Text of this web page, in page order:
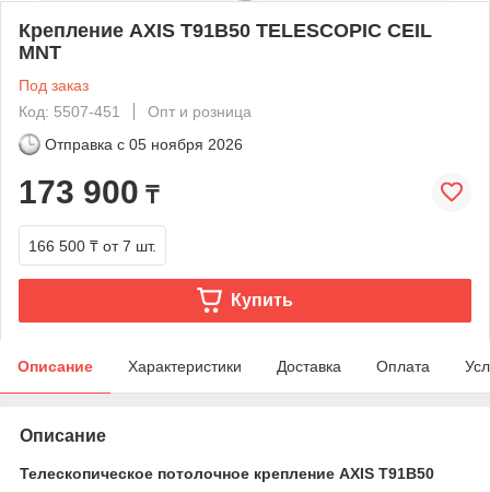
Крепление AXIS T91B50 TELESCOPIC CEIL
MNT
Под заказ
Код: 5507-451
Опт и розница
Отправка с 05 ноября 2026
173 900 ₸
166 500 ₸ от 7 шт.
Купить
Описание Характеристики Доставка Оплата
Описание
Телескопическое потолочное крепление AXIS T91B50